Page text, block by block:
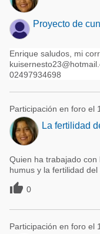
Proyecto de
Enrique saludos, mi
02497934698
Participación en foro el
La fertilidad
Quien ha trabajado
humus y la fertilidad del
 0
Participación en foro el